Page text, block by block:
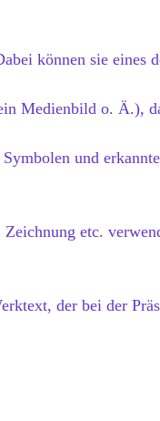
können sie eines
o. Ä.),
und
etc.
der bei der